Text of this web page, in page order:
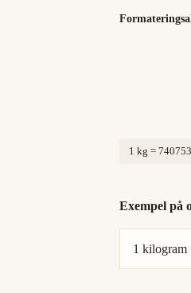
1 kg =
Exempel på
1 kilogram